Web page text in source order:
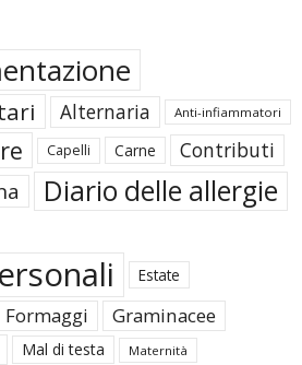
Alternaria Anti-infiammatori
Capelli Carne Contributi
Diario delle allergie
Estate
Formaggi Graminacee
Mal di testa Maternità